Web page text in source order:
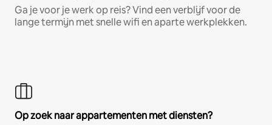
Ga je voor je werk op reis? Vind een verblijf voor de
lange termijn met snelle wifi en aparte werkplekken.
Op zoek naar appartementen met diensten?